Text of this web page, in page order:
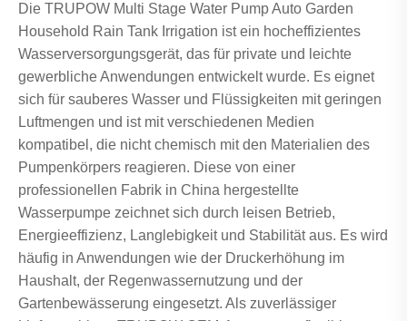
Die TRUPOW Multi Stage Water Pump Auto Garden
Household Rain Tank Irrigation ist ein hocheffizientes
Wasserversorgungsgerät, das für private und leichte
gewerbliche Anwendungen entwickelt wurde. Es eignet
sich für sauberes Wasser und Flüssigkeiten mit geringen
Luftmengen und ist mit verschiedenen Medien
kompatibel, die nicht chemisch mit den Materialien des
Pumpenkörpers reagieren. Diese von einer
professionellen Fabrik in China hergestellte
Wasserpumpe zeichnet sich durch leisen Betrieb,
Energieeffizienz, Langlebigkeit und Stabilität aus. Es wird
häufig in Anwendungen wie der Druckerhöhung im
Haushalt, der Regenwassernutzung und der
Gartenbewässerung eingesetzt. Als zuverlässiger